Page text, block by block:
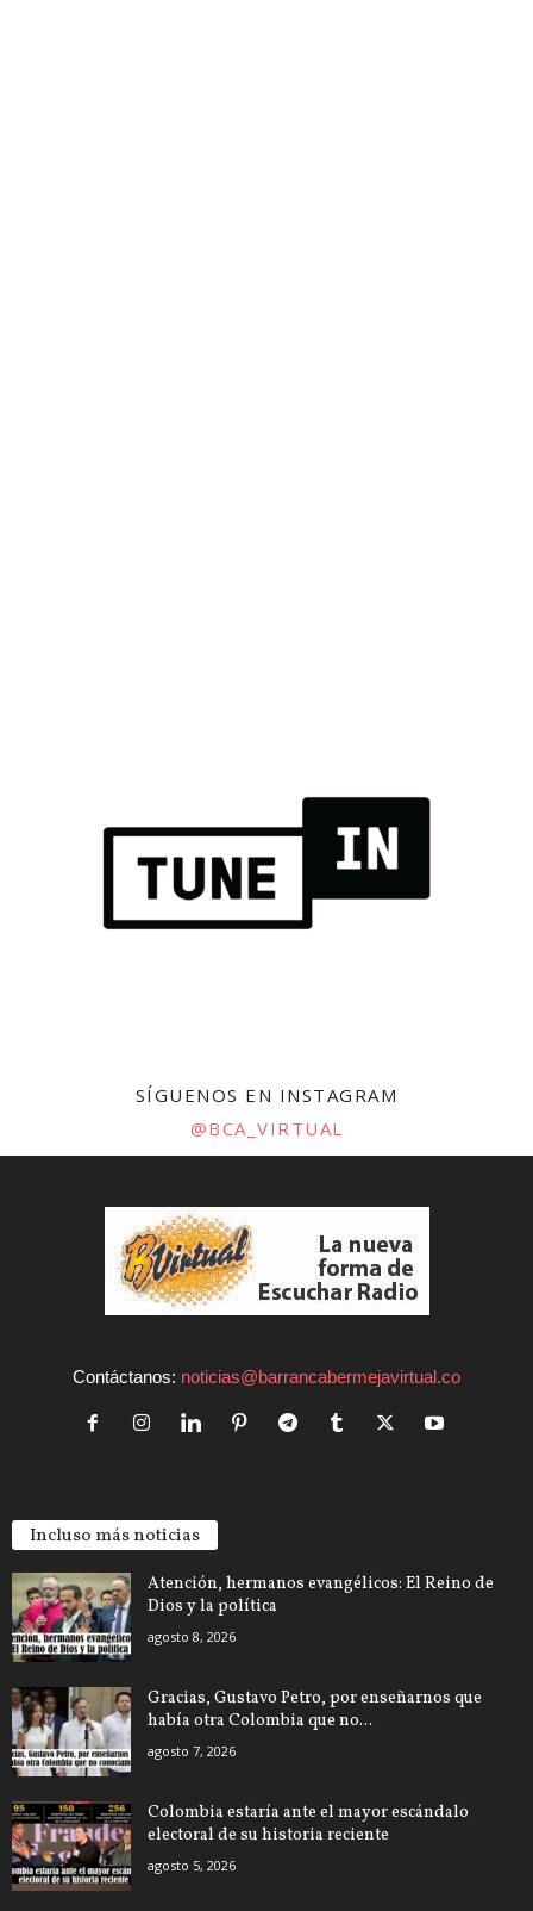
SÍGUENOS EN INSTAGRAM
@BCA_VIRTUAL
Contáctanos: noticias@barrancabermejavirtual.co
Incluso más noticias
Atención, hermanos evangélicos: El Reino de
Dios y la política
agosto 8, 2026
Gracias, Gustavo Petro, por enseñarnos que
había otra Colombia que no...
agosto 7, 2026
Colombia estaría ante el mayor escándalo
electoral de su historia reciente
agosto 5, 2026